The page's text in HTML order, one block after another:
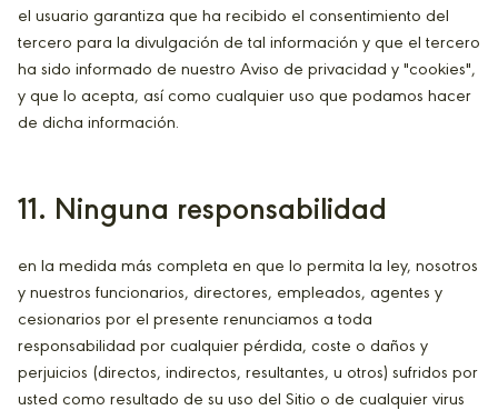
el usuario garantiza que ha recibido el consentimiento del
tercero para la divulgación de tal información y que el tercero
ha sido informado de nuestro Aviso de privacidad y "cookies",
y que lo acepta, así como cualquier uso que podamos hacer
de dicha información.
11. Ninguna responsabilidad
en la medida más completa en que lo permita la ley, nosotros
y nuestros funcionarios, directores, empleados, agentes y
cesionarios por el presente renunciamos a toda
responsabilidad por cualquier pérdida, coste o daños y
perjuicios (directos, indirectos, resultantes, u otros) sufridos por
usted como resultado de su uso del Sitio o de cualquier virus